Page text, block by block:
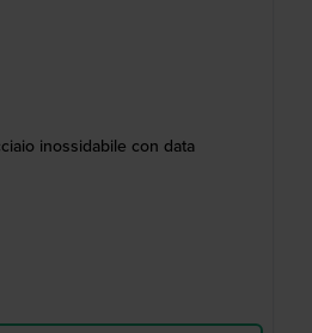
inossidabile con data